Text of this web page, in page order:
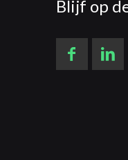
Blijf op